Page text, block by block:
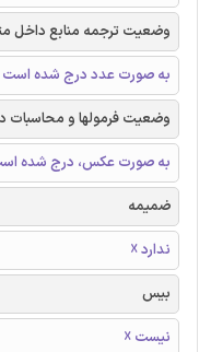
وضعیت ترجمه منابع داخل
به صورت عدد درج شده
وضعیت فرمولها و محاسبات
به صورت عکس، درج شده
ضمیمه
ندارد ☓
بیس
نیست ☓